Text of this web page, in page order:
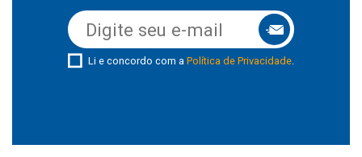
Li e concordo com a Política de Privacidade.